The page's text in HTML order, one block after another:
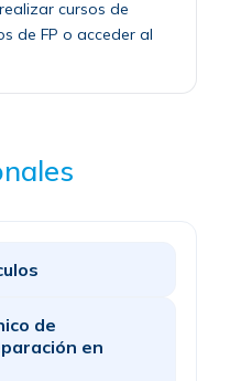
cursos de
de FP o acceder al
de
en